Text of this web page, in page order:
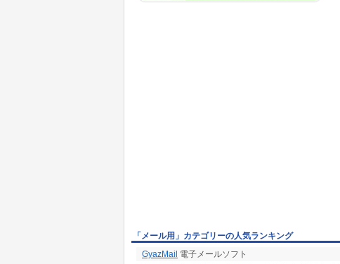
「メール用」カテゴリーの人気ランキング
GyazMail 電子メールソフト